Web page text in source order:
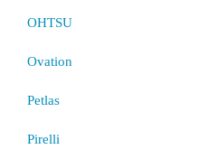
OHTSU
Ovation
Petlas
Pirelli